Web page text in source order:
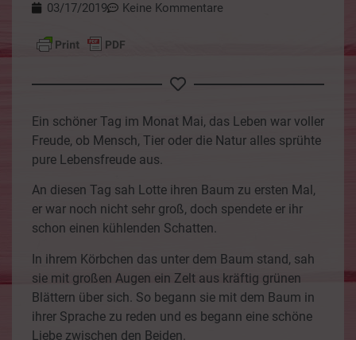
03/17/2019 Keine Kommentare
Ein schöner Tag im Monat Mai, das Leben war voller
Freude, ob Mensch, Tier oder die Natur alles sprühte
pure Lebensfreude aus.
An diesen Tag sah Lotte ihren Baum zu ersten Mal,
er war noch nicht sehr groß, doch spendete er ihr
schon einen kühlenden Schatten.
In ihrem Körbchen das unter dem Baum stand, sah
sie mit großen Augen ein Zelt aus kräftig grünen
Blättern über sich. So begann sie mit dem Baum in
ihrer Sprache zu reden und es begann eine schöne
Liebe zwischen den Beiden.